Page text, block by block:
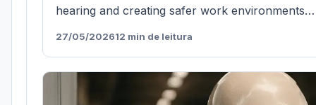
hearing and creating safer work environments…
27/05/202612 min de leitura